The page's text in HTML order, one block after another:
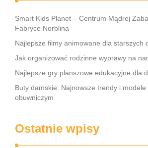
Smart Kids Planet – Centrum Mądrej
Fabryce Norblina
Najlepsze filmy animowane dla starszych
Jak organizować rodzinne wyprawy na
Najlepsze gry planszowe edukacyjne dla
Buty damskie: Najnowsze trendy i modele
obuwniczym
Ostatnie wpisy